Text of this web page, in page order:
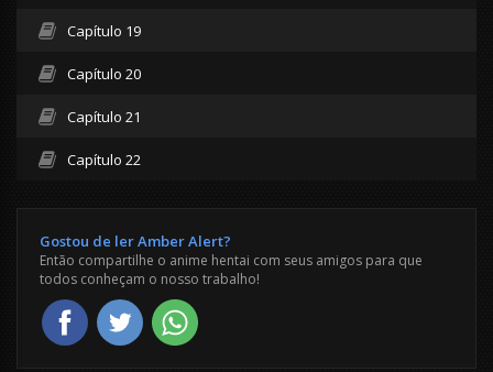
Capítulo 19
Capítulo 20
Capítulo 21
Capítulo 22
Gostou de ler Amber Alert?
Então compartilhe o anime hentai com seus amigos para que
todos conheçam o nosso trabalho!